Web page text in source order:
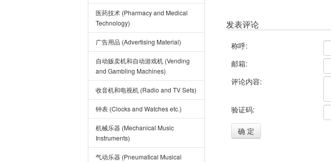
医药技术 (Pharmacy and Medical
Technology)
广告用品 (Advertising Material)
自动贩卖机和自动游戏机 (Vending
and Gambling Machines)
收音机和电视机 (Radio and TV Sets)
钟表 (Clocks and Watches etc.)
机械乐器 (Mechanical Music
Instruments)
气动乐器 (Pneumatical Musical
发表评论
称呼:
邮箱:
评论内容:
验证码:
确 定